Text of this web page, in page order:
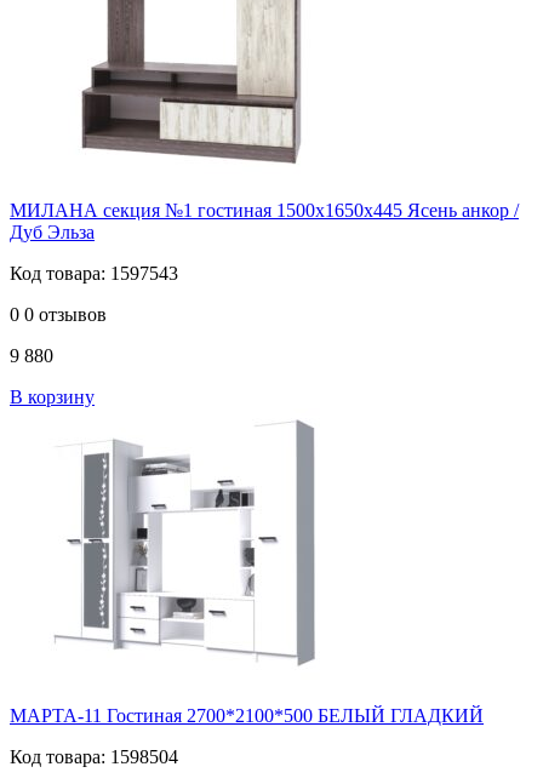
МИЛАНА секция №1 гостиная 1500х1650х445 Ясень анкор /
Дуб Эльза
Код товара: 1597543
0 0 отзывов
9 880
В корзину
МАРТА-11 Гостиная 2700*2100*500 БЕЛЫЙ ГЛАДКИЙ
Код товара: 1598504